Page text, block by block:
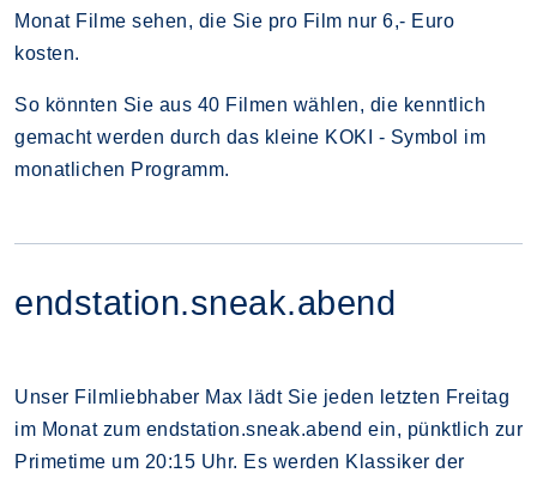
Monat Filme sehen, die Sie pro Film nur 6,- Euro
kosten.
So könnten Sie aus 40 Filmen wählen, die kenntlich
gemacht werden durch das kleine KOKI - Symbol im
monatlichen Programm.
endstation.sneak.abend
Unser Filmliebhaber Max lädt Sie jeden letzten Freitag
im Monat zum endstation.sneak.abend ein, pünktlich zur
Primetime um 20:15 Uhr. Es werden Klassiker der